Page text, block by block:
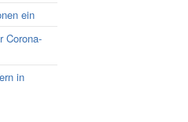
ein
Corona-
in